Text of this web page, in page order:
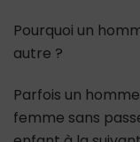
Pourquoi un
autre ?
Parfois un
femme sans